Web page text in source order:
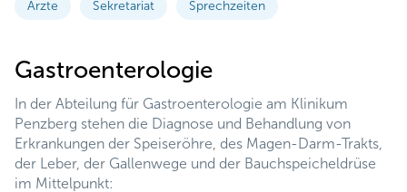
Ärzte Sekretariat Sprechzeiten
Gastroenterologie
In der Abteilung für Gastroenterologie am Klinikum
Penzberg stehen die Diagnose und Behandlung von
Erkrankungen der Speiseröhre, des Magen-Darm-Trakts,
der Leber, der Gallenwege und der Bauchspeicheldrüse
im Mittelpunkt: